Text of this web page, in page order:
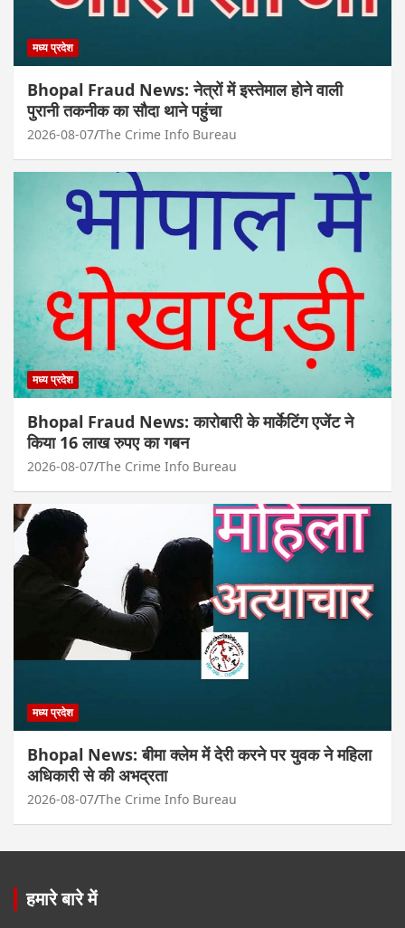
मध्य प्रदेश
Bhopal Fraud News: नेत्रों में इस्तेमाल होने वाली
पुरानी तकनीक का सौदा थाने पहुंचा
2026-08-07 The Crime Info Bureau
मध्य प्रदेश
Bhopal Fraud News: कारोबारी के मार्केटिंग एजेंट ने
किया 16 लाख रुपए का गबन
2026-08-07 The Crime Info Bureau
मध्य प्रदेश
Bhopal News: बीमा क्लेम में देरी करने पर युवक ने महिला
अधिकारी से की अभद्रता
2026-08-07 The Crime Info Bureau
हमारे बारे में